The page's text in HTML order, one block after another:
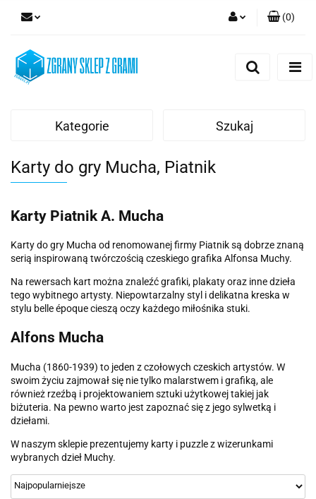
(0)
Kategorie Szukaj
Karty do gry Mucha, Piatnik
Karty Piatnik A. Mucha
Karty do gry Mucha od renomowanej firmy Piatnik są dobrze znaną
serią inspirowaną twórczością czeskiego grafika Alfonsa Muchy.
Na rewersach kart można znaleźć grafiki, plakaty oraz inne dzieła
tego wybitnego artysty. Niepowtarzalny styl i delikatna kreska w
stylu belle époque cieszą oczy każdego miłośnika stuki.
Alfons Mucha
Mucha (1860-1939) to jeden z czołowych czeskich artystów. W
swoim życiu zajmował się nie tylko malarstwem i grafiką, ale
również rzeźbą i projektowaniem sztuki użytkowej takiej jak
biżuteria. Na pewno warto jest zapoznać się z jego sylwetką i
dziełami.
W naszym sklepie prezentujemy karty i puzzle z wizerunkami
wybranych dzieł Muchy.